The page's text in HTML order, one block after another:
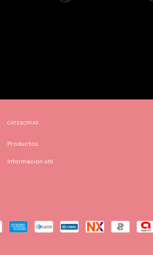
CATEGORÍAS
Productos
Información útil